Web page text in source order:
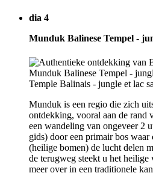
dia 4
Munduk Balinese Tempel -
Munduk is een regio die zich
ontdekking, vooral aan de rand
een wandeling van ongeveer 2
gids) door een primair bos waar
(heilige bomen) de lucht delen
de terugweg steekt u het
meer over in een traditionele